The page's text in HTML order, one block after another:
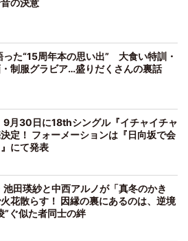
の決意
た“15周年本の思い出” 大食い特訓・
制服グラビア…盛りだくさんの裏話
9月30日に18thシングル『イチャイチャ
定！ フォーメーションは『日向坂で会
にて発表
田瑛紗と中西アルノが「真冬のかき
花散らす！ 因縁の裏にあるのは、逆境
”ぐ似た者同士の絆